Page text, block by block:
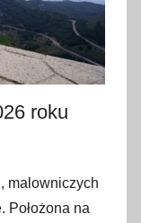
roku
malowniczych
Położona na